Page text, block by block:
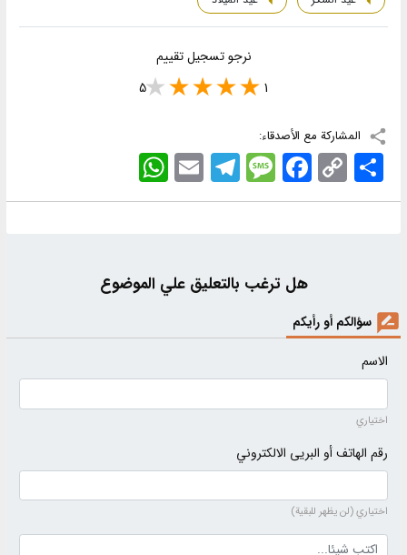
نرجو تسجيل تقييم
1
5
المشاركة مع الأصدقاء:
WhatsApp EmailTelegramMessageFacebook Copy
Link
اشتراک
هل ترغب بالتعليق علي الموضوع
سؤالكم أو رأيكم
الاسم
اختياري
رقم الهاتف أو البريى الالكتروني
اختياري (لن يظهر للبقية)
نص التعليق